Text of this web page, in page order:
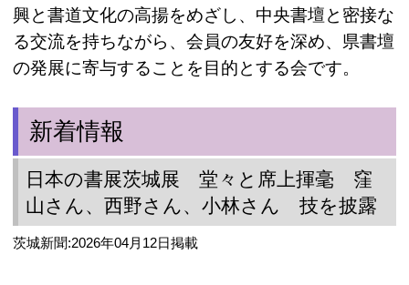
興と書道文化の高揚をめざし、中央書壇と密接な
る交流を持ちながら、会員の友好を深め、県書壇
の発展に寄与することを目的とする会です。
新着情報
日本の書展茨城展 堂々と席上揮毫 窪
山さん、西野さん、小林さん 技を披露
茨城新聞:2026年04月12日掲載